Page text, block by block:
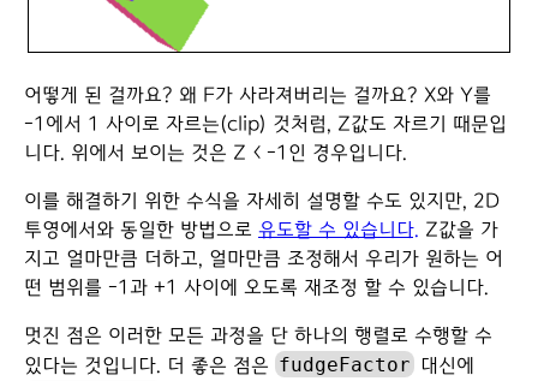
어떻게 된 걸까요? 왜 F가 사라져버리는 걸까요? X와 Y를
-1에서 1 사이로 자르는(clip) 것처럼, Z값도 자르기 때문입
니다. 위에서 보이는 것은 Z < -1인 경우입니다.
이를 해결하기 위한 수식을 자세히 설명할 수도 있지만, 2D
투영에서와 동일한 방법으로 유도할 수 있습니다. Z값을 가
지고 얼마만큼 더하고, 얼마만큼 조정해서 우리가 원하는 어
떤 범위를 -1과 +1 사이에 오도록 재조정 할 수 있습니다.
멋진 점은 이러한 모든 과정을 단 하나의 행렬로 수행할 수
있다는 것입니다. 더 좋은 점은 fudgeFactor 대신에